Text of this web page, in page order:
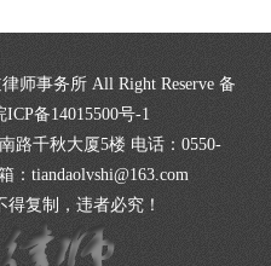
师事务所 All Right Reserve 备
ICP备14015500号-1
路千秋大厦5楼 电话：0550-
：tiandaolvshi@163.com
复制，违者必究！